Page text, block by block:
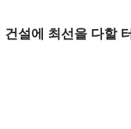
설에 최선을 다할